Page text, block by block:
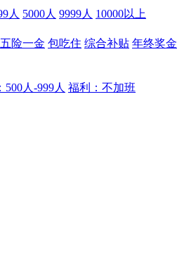
人 5000人 9999人 10000以上
五险一金 包吃住 综合补贴 年终奖金
500人-999人 福利：不加班